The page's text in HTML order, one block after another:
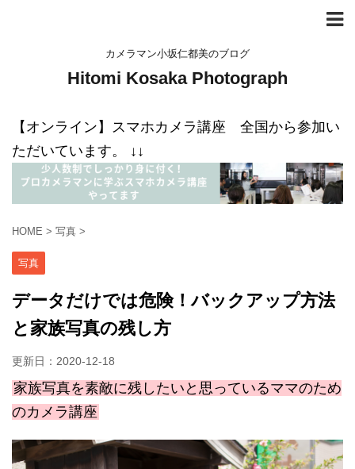
カメラマン小坂仁都美のブログ
Hitomi Kosaka Photograph
【オンライン】スマホカメラ講座 全国から参加い
ただいています。 ↓↓
HOME > 写真 >
写真
データだけでは危険！バックアップ方法
と家族写真の残し方
更新日： 2020-12-18
家族写真を素敵に残したいと思っているママのため
のカメラ講座